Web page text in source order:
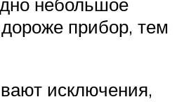
прибор, тем
исключения,